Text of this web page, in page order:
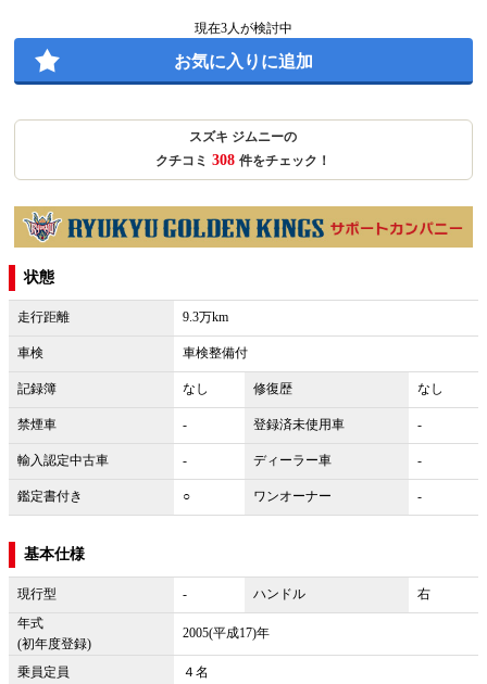
現在3人が検討中
お気に入りに追加
スズキ ジムニーの
クチコミ 308 件をチェック！
状態
走行距離 9.3万km
車検 車検整備付
記録簿 なし 修復歴 なし
禁煙車 - 登録済未使用車 -
輸入認定中古車 - ディーラー車 -
鑑定書付き ○ ワンオーナー -
基本仕様
現行型 - ハンドル
右
年式
(初年度登録)
2005(平成17)年
乗員定員 ４名